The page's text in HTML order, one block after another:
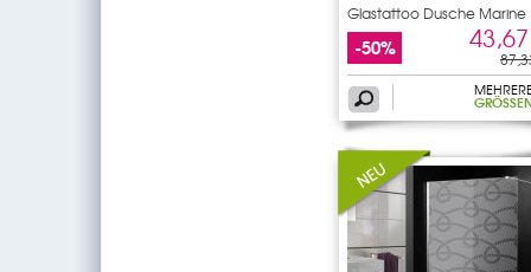
Glastattoo Dusche Marine
-50%
GRÖSSEN